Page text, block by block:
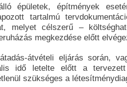
épületek, építmények
tartalmú
melyet célszerű –
megkezdése előtt
átvételi eljárás során,
idő letelte előtt a tervezett
szükséges a